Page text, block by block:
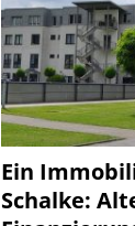
Ein
Schalke: